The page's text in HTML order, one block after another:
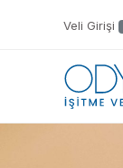
Veli Girişi